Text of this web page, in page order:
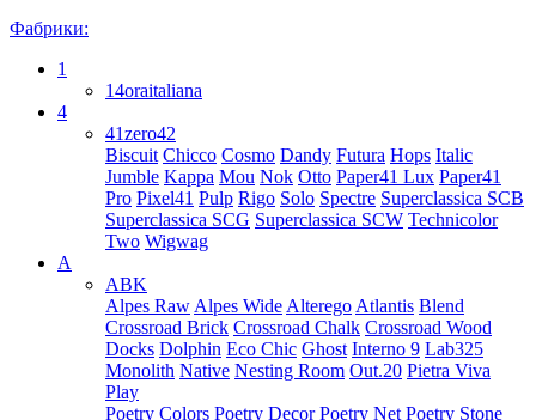
Фабрики:
1
14oraitaliana
4
41zero42
Biscuit Chicco Cosmo Dandy Futura Hops Italic
Jumble Kappa Mou Nok Otto Paper41 Lux Paper41
Pro Pixel41 Pulp Rigo Solo Spectre Superclassica SCB
Superclassica SCG Superclassica SCW Technicolor
Two Wigwag
A
ABK
Alpes Raw Alpes Wide Alterego Atlantis Blend
Crossroad Brick Crossroad Chalk Crossroad Wood
Docks Dolphin Eco Chic Ghost Interno 9 Lab325
Monolith Native Nesting Room Out.20 Pietra Viva
Play
Poetry Colors Poetry Decor Poetry Net Poetry Stone